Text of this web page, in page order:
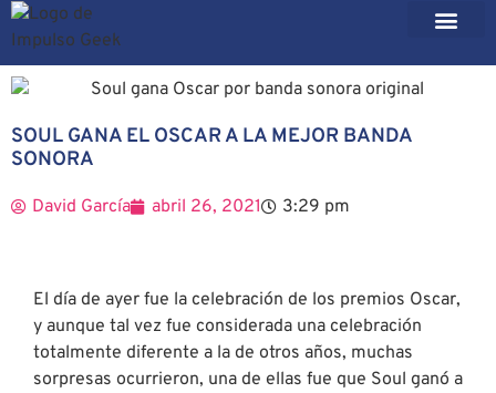
SOUL GANA EL OSCAR A LA MEJOR BANDA
SONORA
David García abril 26, 2021 3:29 pm
El día de ayer fue la celebración de los premios Oscar,
y aunque tal vez fue considerada una celebración
totalmente diferente a la de otros años, muchas
sorpresas ocurrieron, una de ellas fue que Soul ganó a